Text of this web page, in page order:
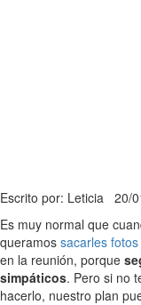
Escrito por: Leticia 20/
Es muy normal que
queramos sacarles fotos
en la reunión, porque
simpáticos. Pero si no
hacerlo, nuestro plan